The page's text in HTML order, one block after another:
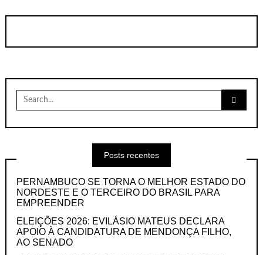
Search
for:
Posts recentes
PERNAMBUCO SE TORNA O MELHOR ESTADO DO
NORDESTE E O TERCEIRO DO BRASIL PARA
EMPREENDER
ELEIÇÕES 2026: EVILÁSIO MATEUS DECLARA
APOIO À CANDIDATURA DE MENDONÇA FILHO,
AO SENADO